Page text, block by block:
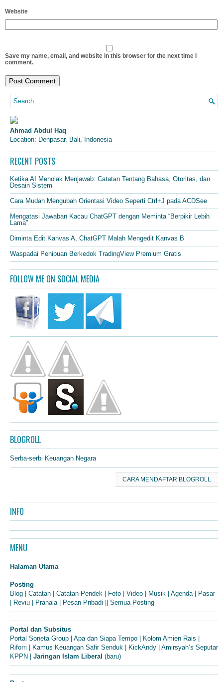
Website
Save my name, email, and website in this browser for the next time I
comment.
Ahmad Abdul Haq
Location: Denpasar, Bali, Indonesia
RECENT POSTS
Ketika AI Menolak Menjawab: Catatan Tentang Bahasa, Otoritas, dan
Desain Sistem
Cara Mudah Mengubah Orientasi Video Seperti Ctrl+J pada ACDSee
Mengatasi Jawaban Kacau ChatGPT dengan Meminta “Berpikir Lebih
Lama”
Diminta Edit Kanvas A, ChatGPT Malah Mengedit Kanvas B
Waspadai Penipuan Berkedok TradingView Premium Gratis
FOLLOW ME ON SOCIAL MEDIA
BLOGROLL
Serba-serbi Keuangan Negara
CARA MENDAFTAR BLOGROLL
INFO
MENU
Halaman Utama
Posting
Blog
Catatan Catatan Pendek Foto Video Musik Agenda
Pasar
Reviu Pranala Pesan Pribadi Semua Posting
Portal dan Subsitus
Portal Soneta Group
Apa dan Siapa Tempo Kolom Amien Rais
Riforri
Kamus Keuangan Safir Senduk KickAndy
Amirsyah’s Seputar
KPPN
Jaringan Islam Liberal (baru)